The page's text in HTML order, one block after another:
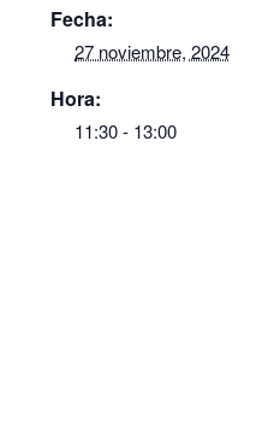
Fecha:
27 noviembre, 2024
Hora:
11:30 - 13:00